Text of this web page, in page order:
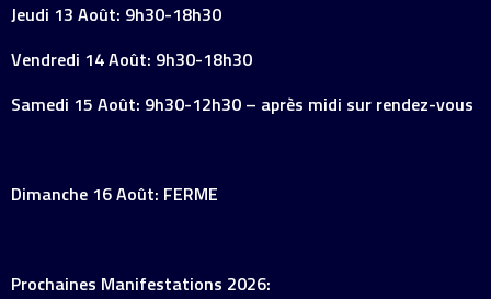
Jeudi 13 Août: 9h30-18h30
Vendredi 14 Août: 9h30-18h30
Samedi 15 Août: 9h30-12h30 – après midi sur rendez-vous
Dimanche 16 Août: FERME
Prochaines Manifestations 2026: